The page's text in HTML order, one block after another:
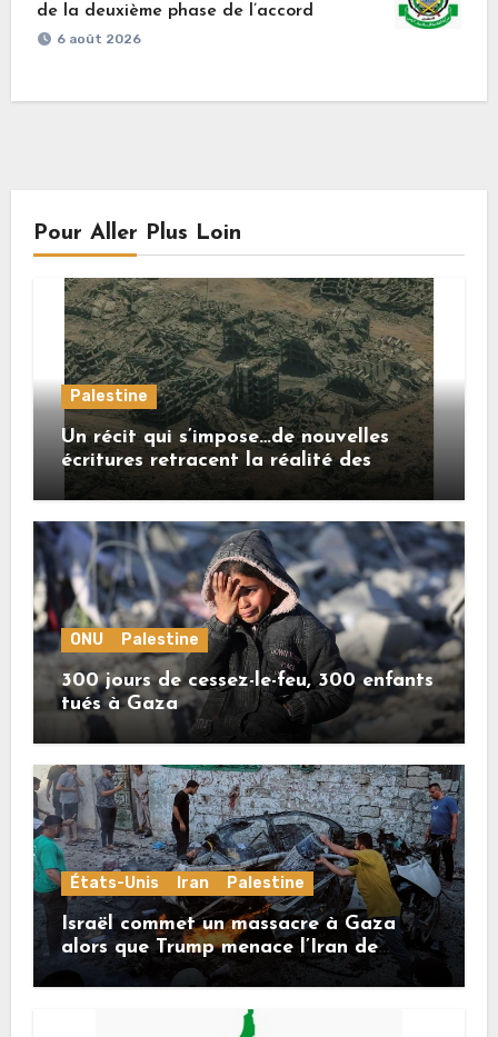
de la deuxième phase de l’accord
6 août 2026
Pour Aller Plus Loin
Palestine
Un récit qui s’impose…de nouvelles
écritures retracent la réalité des
crimes sionistes à Gaza
ONU Palestine
300 jours de cessez-le-feu, 300 enfants
tués à Gaza
États-Unis Iran Palestine
Israël commet un massacre à Gaza
alors que Trump menace l’Iran de
«décapitation»